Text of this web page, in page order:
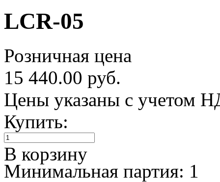
LCR-05
Розничная цена
15 440.00 руб.
Цены указаны с учетом
Купить:
В корзину
Минимальная партия: 1